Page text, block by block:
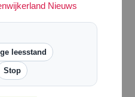
Nieuws
leesstand
Stop